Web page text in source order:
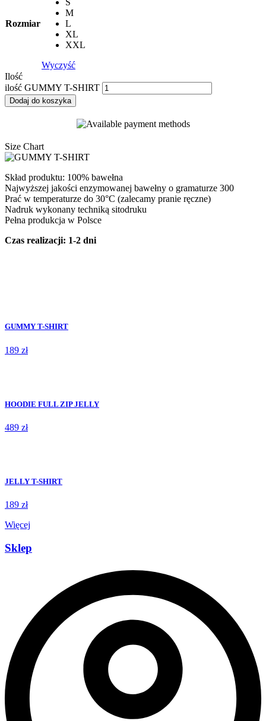
Rozmiar
S
M
L
XL
XXL
Wyczyść
Ilość
ilość GUMMY T-SHIRT
Dodaj do koszyka
Size Chart
Skład produktu: 100% bawełna
Najwyższej jakości enzymowanej bawełny o gramaturze 300
Prać w temperaturze do 30°C (zalecamy pranie ręczne)
Nadruk wykonany techniką sitodruku
Pełna produkcja w Polsce
Czas realizacji: 1-2 dni
GUMMY T-SHIRT
189 zł
HOODIE FULL ZIP JELLY
489 zł
JELLY T-SHIRT
189 zł
Więcej
Sklep